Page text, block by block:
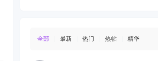
全部 最新 热门 热帖 精华